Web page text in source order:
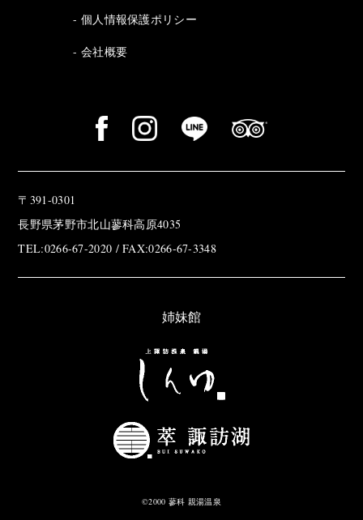
個人情報保護ポリシー
会社概要
〒391-0301
長野県茅野市北山蓼科高原4035
TEL:0266-67-2020 / FAX:0266-67-3348
姉妹館
©2000 蓼科 親湯温泉